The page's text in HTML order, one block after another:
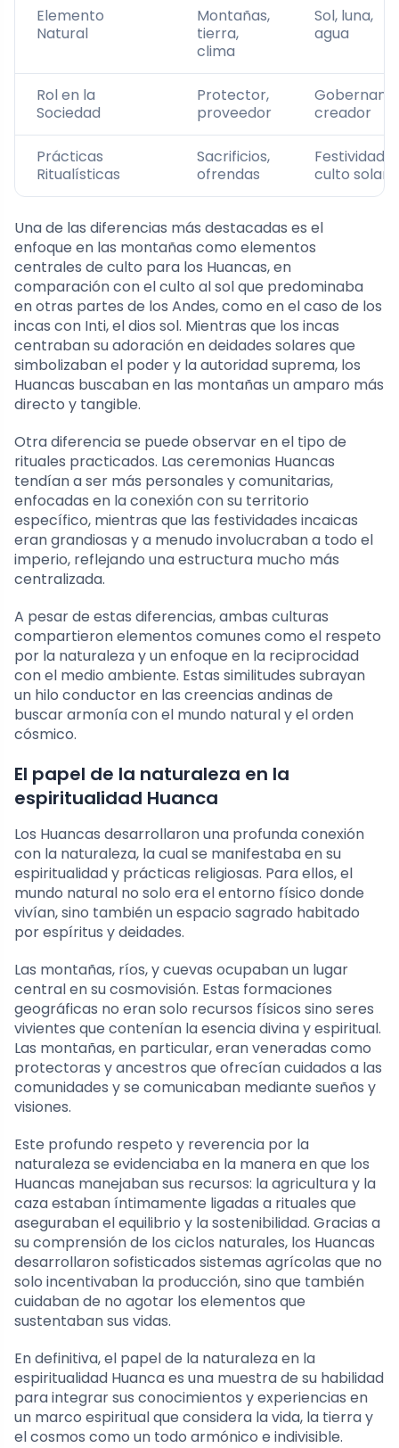
Elemento
Natural
Montañas,
tierra,
clima
Sol, luna,
agua
Rol en la
Sociedad
Protector,
proveedor
creador
Prácticas
Ritualísticas
Sacrificios,
ofrendas
culto solar
Una de las diferencias más destacadas es el
enfoque en las montañas como elementos
centrales de culto para los Huancas, en
comparación con el culto al sol que predominaba
en otras partes de los Andes, como en el caso de los
incas con Inti, el dios sol. Mientras que los incas
centraban su adoración en deidades solares que
simbolizaban el poder y la autoridad suprema, los
Huancas buscaban en las montañas un amparo más
directo y tangible.
Otra diferencia se puede observar en el tipo de
rituales practicados. Las ceremonias Huancas
tendían a ser más personales y comunitarias,
enfocadas en la conexión con su territorio
específico, mientras que las festividades incaicas
eran grandiosas y a menudo involucraban a todo el
imperio, reflejando una estructura mucho más
centralizada.
A pesar de estas diferencias, ambas culturas
compartieron elementos comunes como el respeto
por la naturaleza y un enfoque en la reciprocidad
con el medio ambiente. Estas similitudes subrayan
un hilo conductor en las creencias andinas de
buscar armonía con el mundo natural y el orden
cósmico.
El papel de la naturaleza en la
espiritualidad Huanca
Los Huancas desarrollaron una profunda conexión
con la naturaleza, la cual se manifestaba en su
espiritualidad y prácticas religiosas. Para ellos, el
mundo natural no solo era el entorno físico donde
vivían, sino también un espacio sagrado habitado
por espíritus y deidades.
Las montañas, ríos, y cuevas ocupaban un lugar
central en su cosmovisión. Estas formaciones
geográficas no eran solo recursos físicos sino seres
vivientes que contenían la esencia divina y espiritual.
Las montañas, en particular, eran veneradas como
protectoras y ancestros que ofrecían cuidados a las
comunidades y se comunicaban mediante sueños y
visiones.
Este profundo respeto y reverencia por la
naturaleza se evidenciaba en la manera en que los
Huancas manejaban sus recursos: la agricultura y la
caza estaban íntimamente ligadas a rituales que
aseguraban el equilibrio y la sostenibilidad. Gracias a
su comprensión de los ciclos naturales, los Huancas
desarrollaron sofisticados sistemas agrícolas que no
solo incentivaban la producción, sino que también
cuidaban de no agotar los elementos que
sustentaban sus vidas.
En definitiva, el papel de la naturaleza en la
espiritualidad Huanca es una muestra de su habilidad
para integrar sus conocimientos y experiencias en
un marco espiritual que considera la vida, la tierra y
el cosmos como un todo armónico e indivisible.